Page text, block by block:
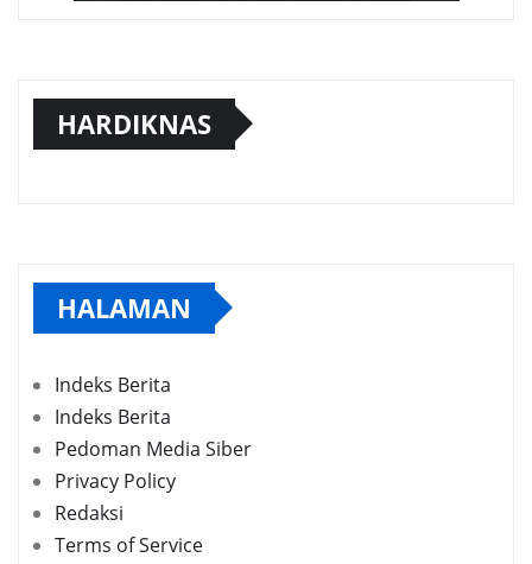
HARDIKNAS
HALAMAN
Indeks Berita
Indeks Berita
Pedoman Media Siber
Privacy Policy
Redaksi
Terms of Service